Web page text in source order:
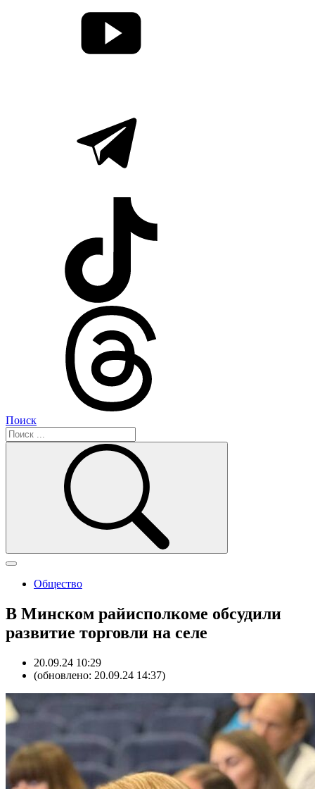
Поиск
Общество
В Минском райисполкоме обсудили
развитие торговли на селе
20.09.24 10:29
(обновлено: 20.09.24 14:37)